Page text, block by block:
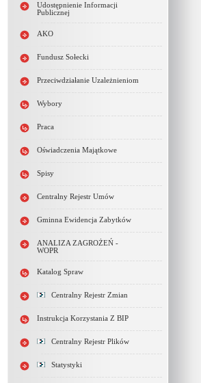
Udostępnienie Informacji
Publicznej
AKO
Fundusz Sołecki
Przeciwdziałanie Uzależnieniom
Wybory
Praca
Oświadczenia Majątkowe
Spisy
Centralny Rejestr Umów
Gminna Ewidencja Zabytków
ANALIZA ZAGROŻEŃ -
WOPR
Katalog Spraw
Centralny Rejestr Zmian
Instrukcja Korzystania Z BIP
Centralny Rejestr Plików
Statystyki